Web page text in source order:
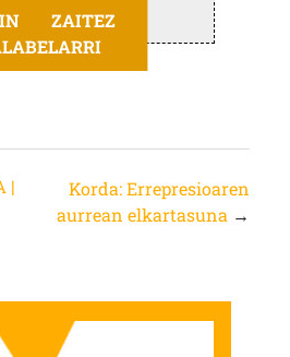
ZAITEZ
|
Korda: Errepresioaren
aurrean elkartasuna →